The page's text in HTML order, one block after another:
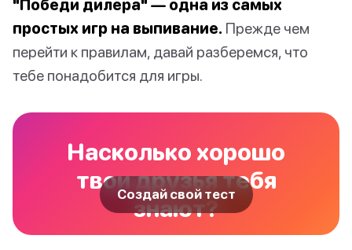
"Победи дилера" — одна из самых
простых игр на выпивание. Прежде чем
перейти к правилам, давай разберемся, что
тебе понадобится для игры.
Насколько хорошо
твои друзья тебя
знают?
Создай свой тест